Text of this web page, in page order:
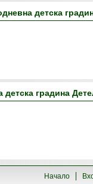
детска
детска градина
Начало